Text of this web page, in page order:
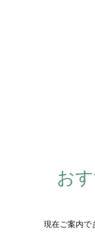
お
現在ご案内で